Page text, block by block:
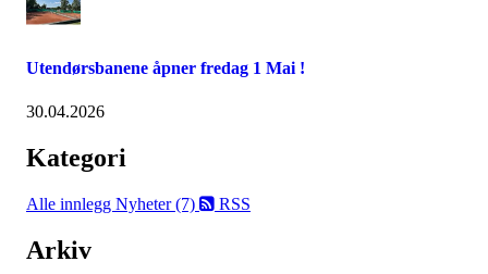
Utendørsbanene åpner fredag 1 Mai !
30.04.2026
Kategori
Alle innlegg Nyheter (7) RSS
Arkiv